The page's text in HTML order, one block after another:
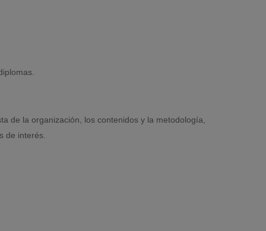
de la organización, los contenidos y la metodología,
de interés.